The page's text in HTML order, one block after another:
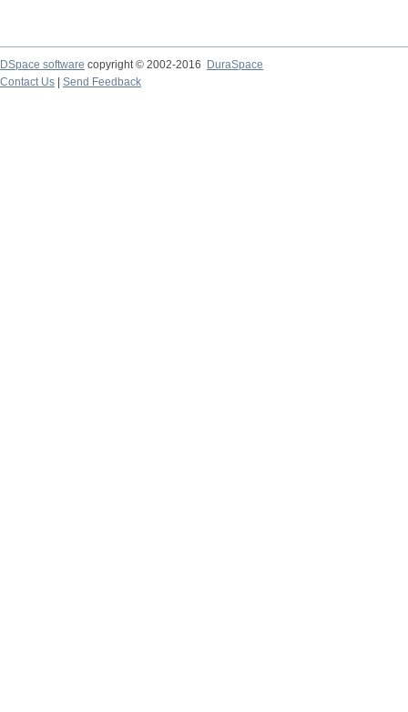
DSpace software copyright © 2002-2016
DuraSpace
Contact Us
Send Feedback